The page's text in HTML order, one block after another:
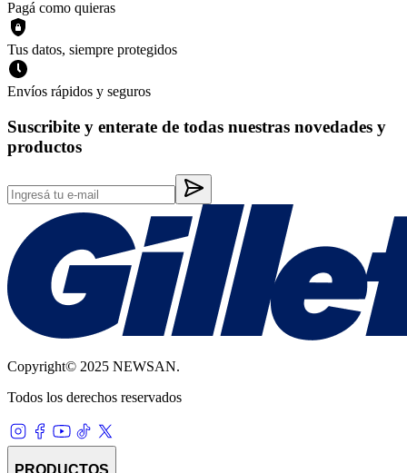
Pagá como quieras
Tus datos, siempre protegidos
Envíos rápidos y seguros
Suscribite y enterate de todas nuestras novedades y
productos
Copyright© 2025 NEWSAN.
Todos los derechos reservados